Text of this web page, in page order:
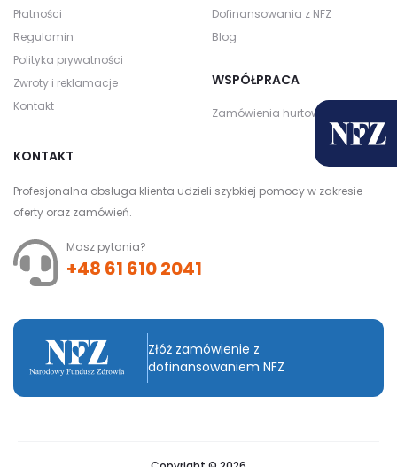
Płatności
Regulamin
Polityka prywatności
Zwroty i reklamacje
Kontakt
Dofinansowania z NFZ
Blog
WSPÓŁPRACA
Zamówienia hurtowe
KONTAKT
Profesjonalna obsługa klienta udzieli szybkiej pomocy w zakresie
oferty oraz zamówień.
Masz pytania?
+48 61 610 2041
Złóż zamówienie z
dofinansowaniem NFZ